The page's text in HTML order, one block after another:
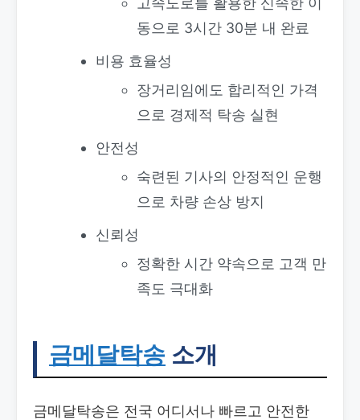
동으로 3시간 30분 내 완료
비용 효율성
장거리임에도 합리적인 가격
으로 경제적 탁송 실현
안전성
숙련된 기사의 안정적인 운행
으로 차량 손상 방지
신뢰성
정확한 시간 약속으로 고객 만
족도 극대화
금메달탁송 소개
금메달탁송은 전국 어디서나 빠르고 안전한